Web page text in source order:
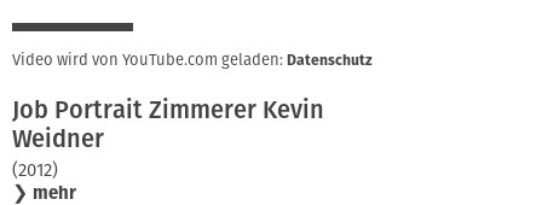
Video wird von YouTube.com geladen: Datenschutz
Job Portrait Zimmerer Kevin
Weidner
(2012)
❯ mehr